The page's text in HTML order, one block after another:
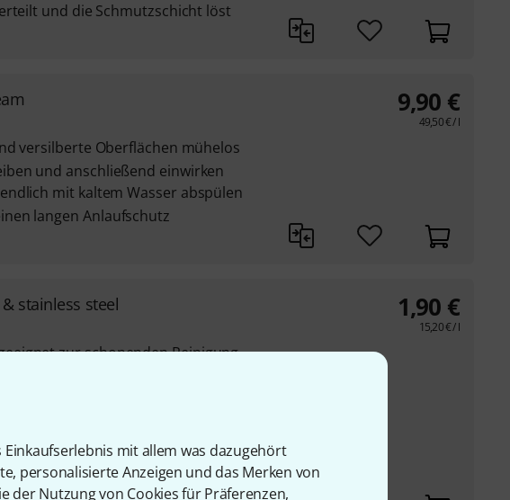
mit allem was dazugehört
personalisierte Anzeigen und das Merken von
der Nutzung von Cookies für Präferenzen,
und die Schmutzschicht löst
versilberte Oberflächen mühelos
und anschließend einwirken
mit kaltem Wasser abspülen
langen Anlaufschutz
9,90 €
49,50€/ l
stainless steel
zur schonenden Reinigung
gelangt die
beim Aufsprühen selbst an
...
1,90 €
15,20€/ l